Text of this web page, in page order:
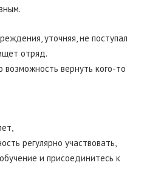
уточняя, не поступал
отряд.
вернуть кого-то
регулярно участвовать,
и присоединитесь к